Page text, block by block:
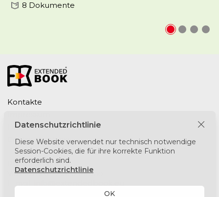
8 Dokumente
Kontakte
Datenschutzrichtlinie
Cookie-Richtlinie
Puntomedia srl
Via Lesmi 6 - 20123 Milano
Datenschutzrichtlinie
Diese Website verwendet nur technisch notwendige
Session-Cookies, die für ihre korrekte Funktion
erforderlich sind.
Datenschutzrichtlinie
OK